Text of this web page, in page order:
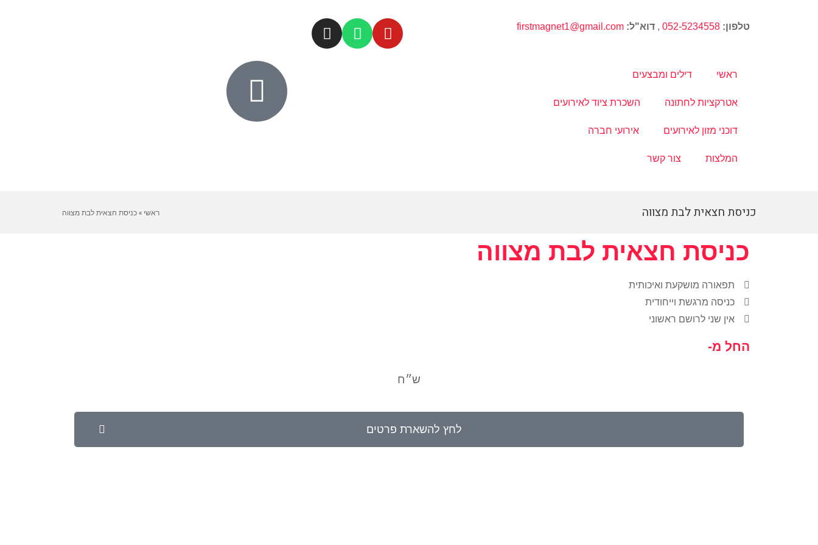
טלפון: 052-5234558
, דוא"ל: firstmagnet1@gmail.com
ראשי דילים ומבצעים
אטרקציות לחתונה השכרת ציוד לאירועים
דוכני מזון לאירועים אירועי חברה
המלצות צור קשר
כניסת חצאית לבת מצווה ראשי »כניסת חצאית לבת מצווה
כניסת חצאית לבת מצווה
תפאורה מושקעת ואיכותית
כניסה מרגשת וייחודית
אין שני לרושם ראשוני
החל מ-
ש״ח
לחץ להשארת פרטים